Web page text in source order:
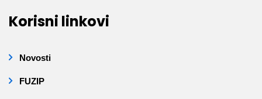
Korisni linkovi
Novosti
FUZIP